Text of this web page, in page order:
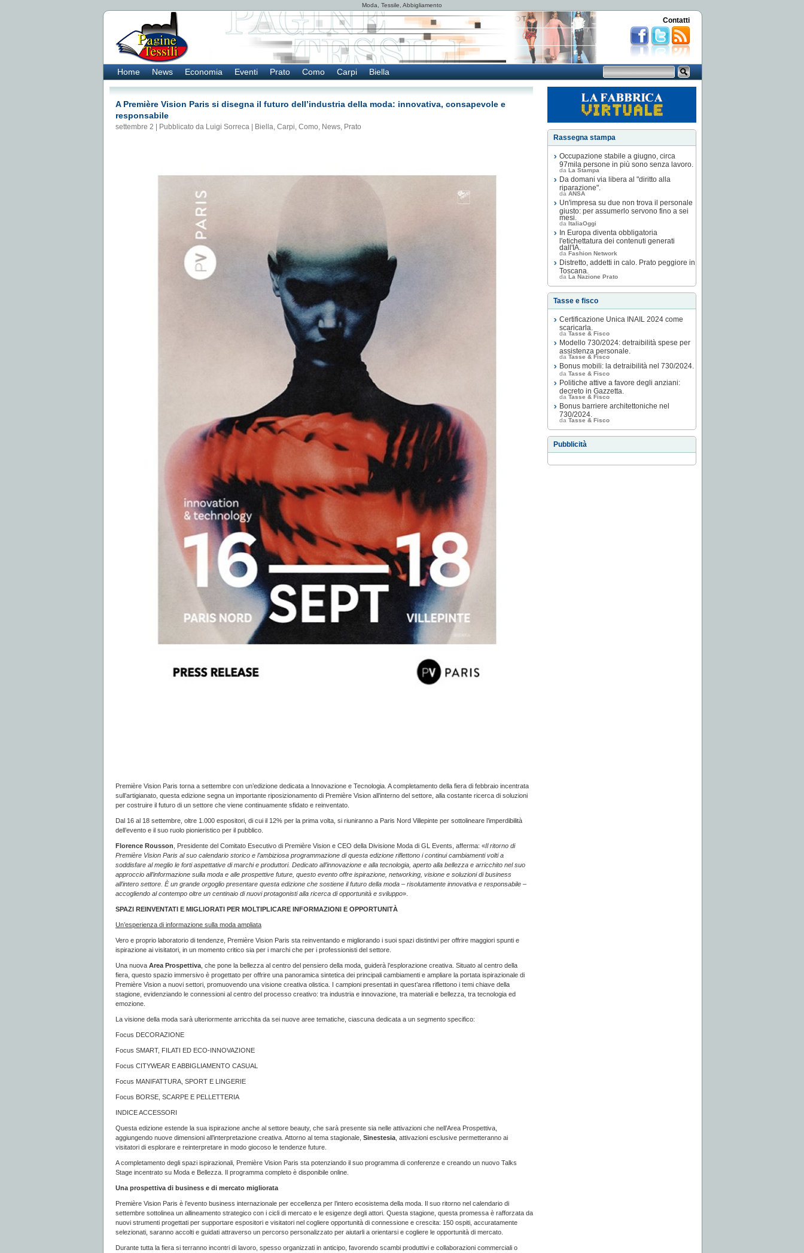
Moda, Tessile, Abbigliamento
Contatti
Home News Economia Eventi Prato Como Carpi Biella
A Première Vision Paris si disegna il futuro dell’industria della moda: innovativa, consapevole e
responsabile
settembre 2 | Pubblicato da Luigi Sorreca | Biella, Carpi, Como, News, Prato
Première Vision Paris torna a settembre con un’edizione dedicata a Innovazione e Tecnologia. A completamento della fiera di febbraio incentrata
sull’artigianato, questa edizione segna un importante riposizionamento di Première Vision all’interno del settore, alla costante ricerca di soluzioni
per costruire il futuro di un settore che viene continuamente sfidato e reinventato.
Dal 16 al 18 settembre, oltre 1.000 espositori, di cui il 12% per la prima volta, si riuniranno a Paris Nord Villepinte per sottolineare l’imperdibilità
dell’evento e il suo ruolo pionieristico per il pubblico.
Florence Rousson , Presidente del Comitato Esecutivo di Première Vision e CEO della Divisione Moda di GL Events, afferma: «Il ritorno di
Première Vision Paris al suo calendario storico e l’ambiziosa programmazione di questa edizione riflettono i continui cambiamenti volti a
soddisfare al meglio le forti aspettative di marchi e produttori. Dedicato all’innovazione e alla tecnologia, aperto alla bellezza e arricchito nel suo
approccio all’informazione sulla moda e alle prospettive future, questo evento offre ispirazione, networking, visione e soluzioni di business
all’intero settore. È un grande orgoglio presentare questa edizione che sostiene il futuro della moda – risolutamente innovativa e responsabile –
accogliendo al contempo oltre un centinaio di nuovi protagonisti alla ricerca di opportunità e sviluppo».
SPAZI REINVENTATI E MIGLIORATI PER MOLTIPLICARE INFORMAZIONI E OPPORTUNITÀ
Un’esperienza di informazione sulla moda ampliata
Vero e proprio laboratorio di tendenze, Première Vision Paris sta reinventando e migliorando i suoi spazi distintivi per offrire maggiori spunti e
ispirazione ai visitatori, in un momento critico sia per i marchi che per i professionisti del settore.
Una nuova Area Prospettiva , che pone la bellezza al centro del pensiero della moda, guiderà l’esplorazione creativa. Situato al centro della
fiera, questo spazio immersivo è progettato per offrire una panoramica sintetica dei principali cambiamenti e ampliare la portata ispirazionale di
Première Vision a nuovi settori, promuovendo una visione creativa olistica. I campioni presentati in quest’area riflettono i temi chiave della
stagione, evidenziando le connessioni al centro del processo creativo: tra industria e innovazione, tra materiali e bellezza, tra tecnologia ed
emozione.
La visione della moda sarà ulteriormente arricchita da sei nuove aree tematiche, ciascuna dedicata a un segmento specifico:
Focus DECORAZIONE
Focus SMART, FILATI ED ECO-INNOVAZIONE
Focus CITYWEAR E ABBIGLIAMENTO CASUAL
Focus MANIFATTURA, SPORT E LINGERIE
Focus BORSE, SCARPE E PELLETTERIA
INDICE ACCESSORI
Questa edizione estende la sua ispirazione anche al settore beauty, che sarà presente sia nelle attivazioni che nell’Area Prospettiva,
aggiungendo nuove dimensioni all’interpretazione creativa. Attorno al tema stagionale, Sinestesia , attivazioni esclusive permetteranno ai
visitatori di esplorare e reinterpretare in modo giocoso le tendenze future.
A completamento degli spazi ispirazionali, Première Vision Paris sta potenziando il suo programma di conferenze e creando un nuovo Talks
Stage incentrato su Moda e Bellezza. Il programma completo è disponibile online.
Una prospettiva di business e di mercato migliorata
Première Vision Paris è l’evento business internazionale per eccellenza per l’intero ecosistema della moda. Il suo ritorno nel calendario di
settembre sottolinea un allineamento strategico con i cicli di mercato e le esigenze degli attori. Questa stagione, questa promessa è rafforzata da
nuovi strumenti progettati per supportare espositori e visitatori nel cogliere opportunità di connessione e crescita: 150 ospiti, accuratamente
selezionati, saranno accolti e guidati attraverso un percorso personalizzato per aiutarli a orientarsi e cogliere le opportunità di mercato.
Durante tutta la fiera si terranno incontri di lavoro, spesso organizzati in anticipo, favorendo scambi produttivi e collaborazioni commerciali o
Rassegna stampa
Occupazione stabile a giugno, circa
97mila persone in più sono senza lavoro.
da La Stampa
Da domani via libera al "diritto alla
riparazione".
da ANSA
Un'impresa su due non trova il personale
giusto: per assumerlo servono fino a sei
mesi.
da ItaliaOggi
In Europa diventa obbligatoria
l'etichettatura dei contenuti generati
dall'IA.
da Fashion Network
Distretto, addetti in calo. Prato peggiore in
Toscana.
da La Nazione Prato
Tasse e fisco
Certificazione Unica INAIL 2024 come
scaricarla.
da Tasse & Fisco
Modello 730/2024: detraibilità spese per
assistenza personale.
da Tasse & Fisco
Bonus mobili: la detraibilità nel 730/2024.
da Tasse & Fisco
Politiche attive a favore degli anziani:
decreto in Gazzetta.
da Tasse & Fisco
Bonus barriere architettoniche nel
730/2024.
da Tasse & Fisco
Pubblicità